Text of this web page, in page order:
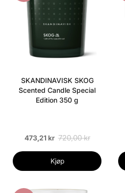
SKANDINAVISK SKOG
Scented Candle Special
Edition 350 g
473,21 kr 720,00 kr
Kjøp